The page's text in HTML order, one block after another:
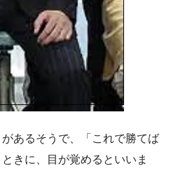
あるそうで、「これで勝てば
きに、目が覚めるといいま